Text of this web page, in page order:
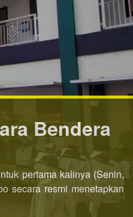
2021
tahun-tahun sebelumnya
mulai tanggal 8 November